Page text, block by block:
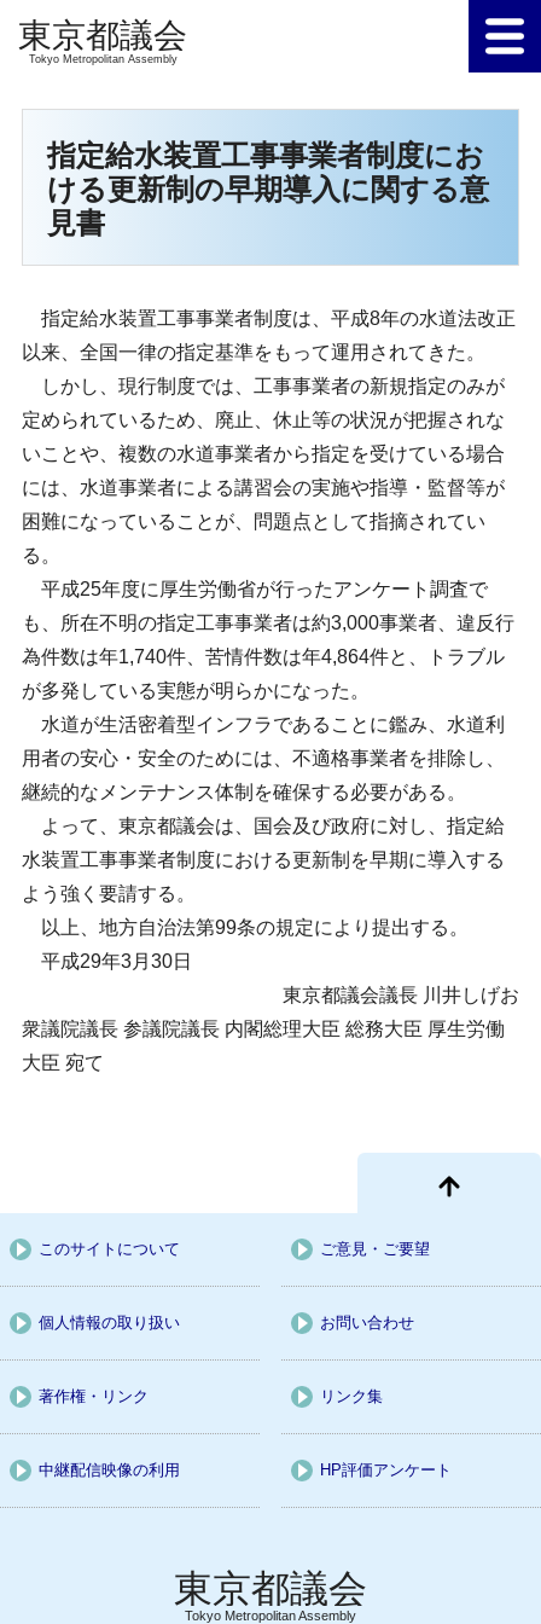
Tokyo Metropolitan Assembly
指定給水装置工事事業者制度にお
ける更新制の早期導入に関する意
見書
指定給水装置工事事業者制度は、平成8年の水道法改正
以来、全国一律の指定基準をもって運用されてきた。
しかし、現行制度では、工事事業者の新規指定のみが
定められているため、廃止、休止等の状況が把握されな
いことや、複数の水道事業者から指定を受けている場合
には、水道事業者による講習会の実施や指導・監督等が
困難になっていることが、問題点として指摘されてい
る。
平成25年度に厚生労働省が行ったアンケート調査で
も、所在不明の指定工事事業者は約3,000事業者、違反行
為件数は年1,740件、苦情件数は年4,864件と、トラブル
が多発している実態が明らかになった。
水道が生活密着型インフラであることに鑑み、水道利
用者の安心・安全のためには、不適格事業者を排除し、
継続的なメンテナンス体制を確保する必要がある。
よって、東京都議会は、国会及び政府に対し、指定給
水装置工事事業者制度における更新制を早期に導入する
よう強く要請する。
以上、地方自治法第99条の規定により提出する。
平成29年3月30日
東京都議会議長 川井しげお
衆議院議長 参議院議長 内閣総理大臣 総務大臣 厚生労働
大臣 宛て
このサイトについて ご意見・ご要望
個人情報の取り扱い お問い合わせ
著作権・リンク リンク集
中継配信映像の利用 HP評価アンケート
Tokyo Metropolitan Assembly